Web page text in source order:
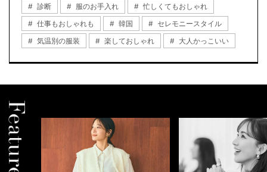
診断
服のお手入れ
忙しくてもおしゃれ
仕事もおしゃれも
韓国
セレモニースタイル
気温別の服装
楽しておしゃれ 大人かっこいい